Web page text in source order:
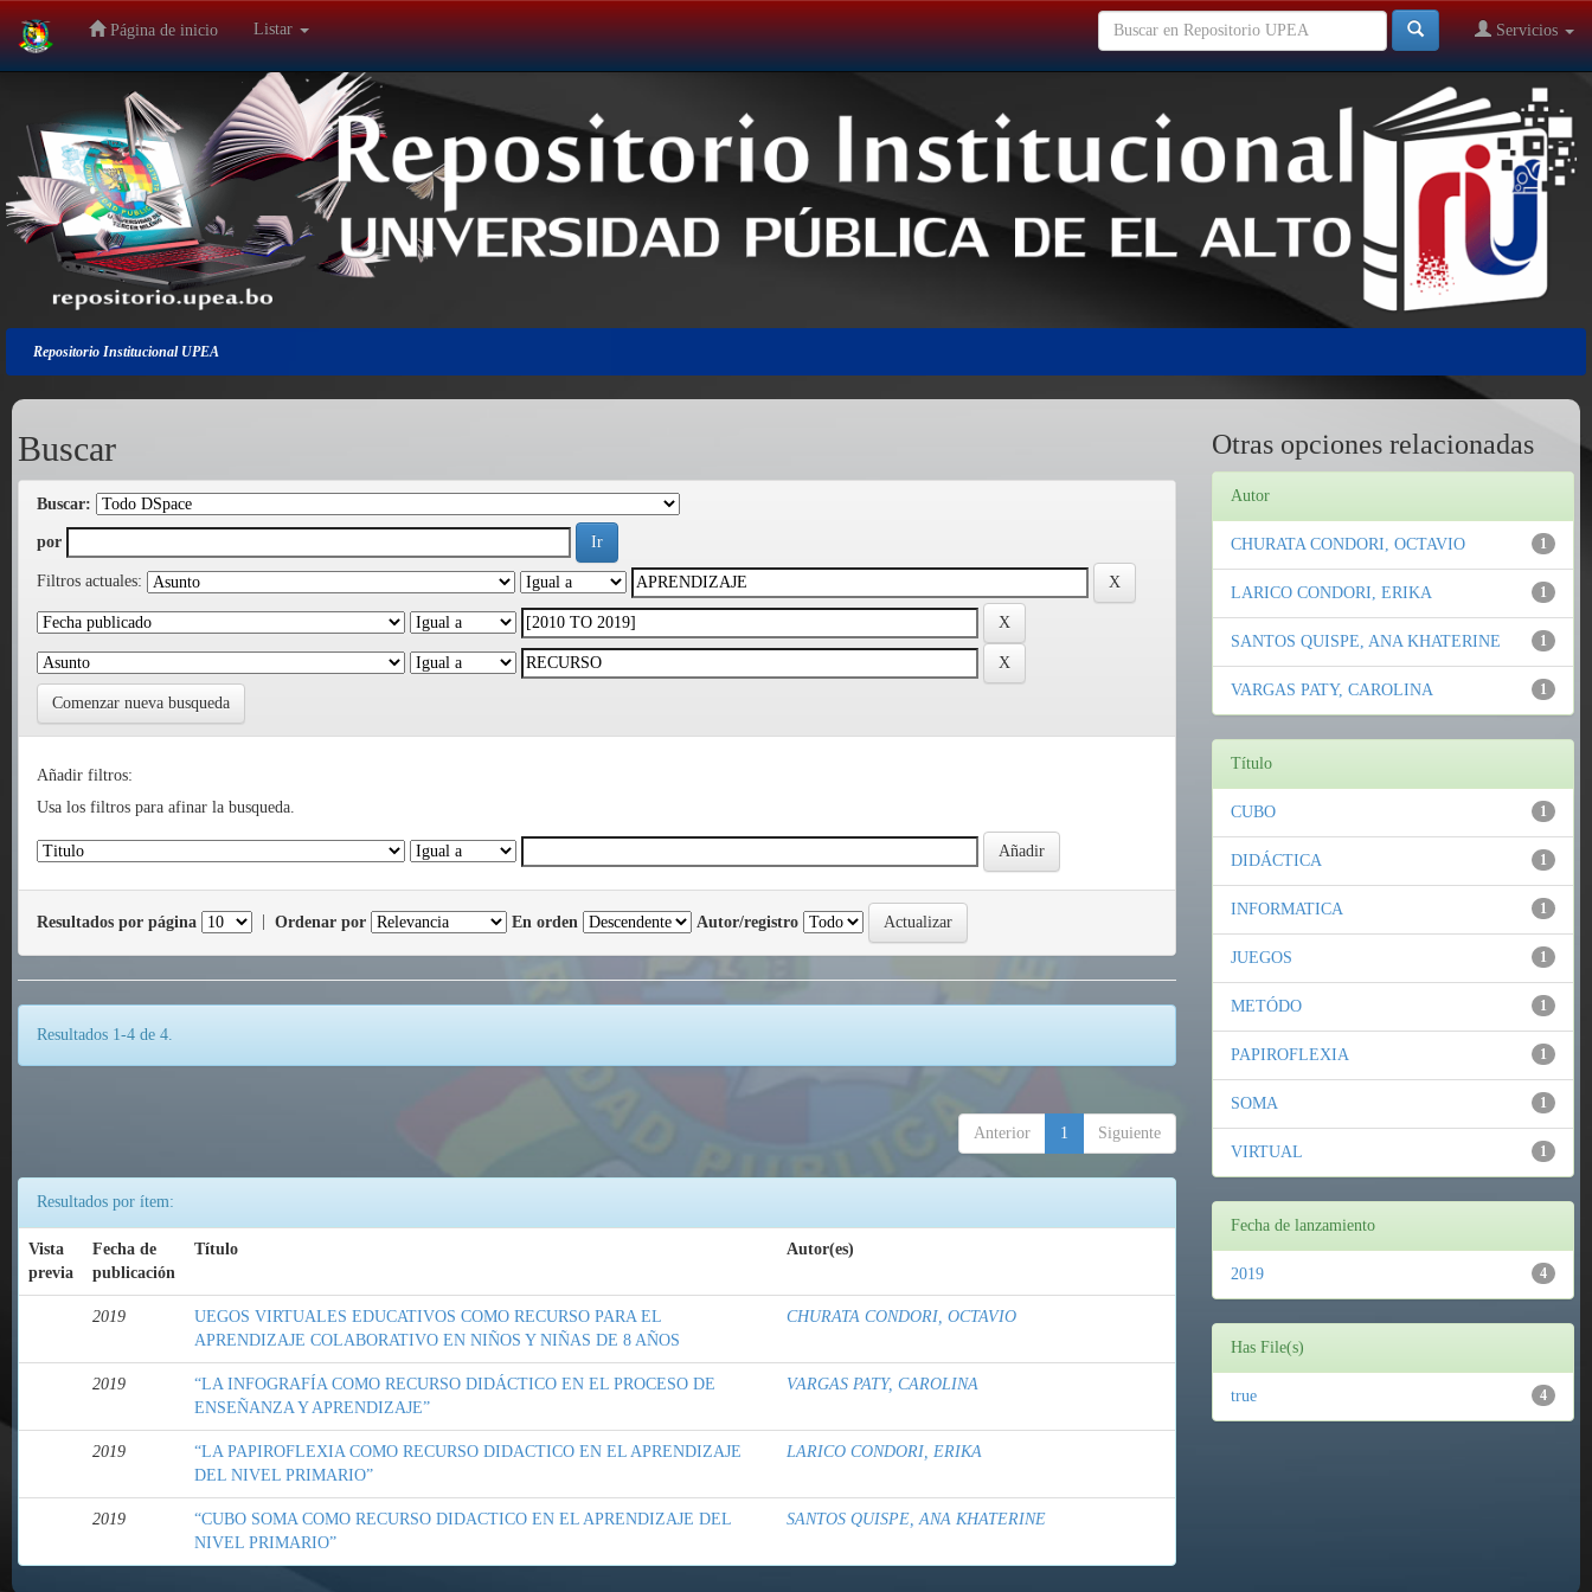
Salir
navegación
Página de inicio Listar Servicios
Repositorio Institucional UPEA
Buscar
Buscar:
por
Filtros actuales:
Comenzar nueva busqueda
Añadir filtros:
Usa los filtros para afinar la busqueda.
Resultados por página Ordenar por En orden Autor/registro
Resultados 1-4 de 4.
Anterior 1 Siguiente
Resultados por ítem:
Vista
previa
Fecha de
publicación
Título Autor(es)
2019
UEGOS VIRTUALES EDUCATIVOS COMO RECURSO PARA EL
APRENDIZAJE COLABORATIVO EN NIÑOS Y NIÑAS DE 8 AÑOS
CHURATA CONDORI, OCTAVIO
2019
“LA INFOGRAFÍA COMO RECURSO DIDÁCTICO EN EL PROCESO DE
ENSEÑANZA Y APRENDIZAJE”
VARGAS PATY, CAROLINA
2019
“LA PAPIROFLEXIA COMO RECURSO DIDACTICO EN EL APRENDIZAJE
DEL NIVEL PRIMARIO”
LARICO CONDORI, ERIKA
2019
“CUBO SOMA COMO RECURSO DIDACTICO EN EL APRENDIZAJE DEL
NIVEL PRIMARIO”
SANTOS QUISPE, ANA KHATERINE
Otras opciones relacionadas
Autor
1
CHURATA CONDORI, OCTAVIO
1
LARICO CONDORI, ERIKA
1
SANTOS QUISPE, ANA KHATERINE
1
VARGAS PATY, CAROLINA
Título
1
CUBO
1
DIDÁCTICA
1
INFORMATICA
1
JUEGOS
1
METÓDO
1
PAPIROFLEXIA
1
SOMA
1
VIRTUAL
Fecha de lanzamiento
4
2019
Has File(s)
4
true